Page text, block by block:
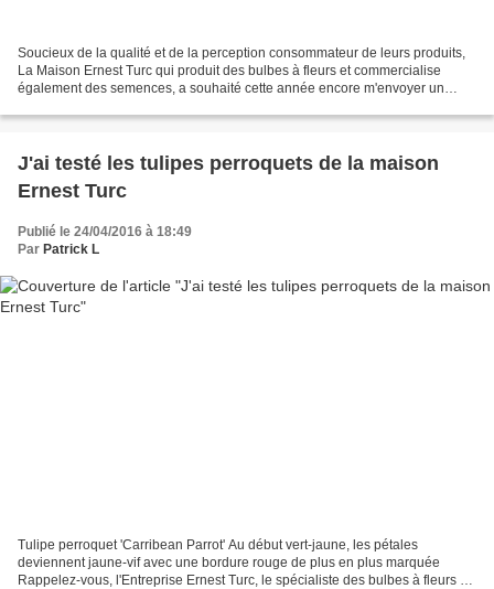
Soucieux de la qualité et de la perception consommateur de leurs produits,
La Maison Ernest Turc qui produit des bulbes à fleurs et commercialise
également des semences, a souhaité cette année encore m'envoyer un
J'ai testé les tulipes perroquets de la maison
Ernest Turc
Publié le 24/04/2016 à 18:49
Par Patrick L
Tulipe perroquet 'Carribean Parrot' Au début vert-jaune, les pétales
deviennent jaune-vif avec une bordure rouge de plus en plus marquée
Rappelez-vous, l'Entreprise Ernest Turc, le spécialiste des bulbes à fleurs et